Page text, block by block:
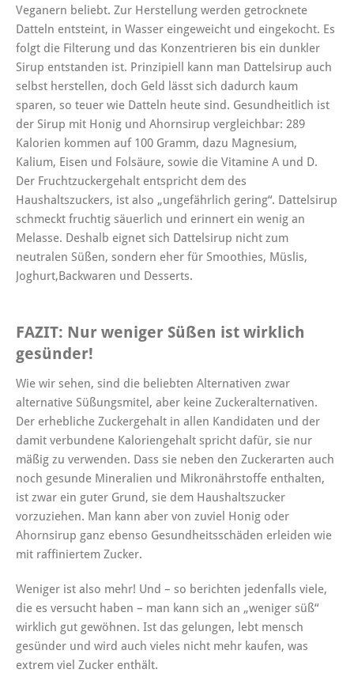
Veganern beliebt. Zur Herstellung werden getrocknete
Datteln entsteint, in Wasser eingeweicht und eingekocht. Es
folgt die Filterung und das Konzentrieren bis ein dunkler
Sirup entstanden ist. Prinzipiell kann man Dattelsirup auch
selbst herstellen, doch Geld lässt sich dadurch kaum
sparen, so teuer wie Datteln heute sind. Gesundheitlich ist
der Sirup mit Honig und Ahornsirup vergleichbar: 289
Kalorien kommen auf 100 Gramm, dazu Magnesium,
Kalium, Eisen und Folsäure, sowie die Vitamine A und D.
Der Fruchtzuckergehalt entspricht dem des
Haushaltszuckers, ist also „ungefährlich gering“. Dattelsirup
schmeckt fruchtig säuerlich und erinnert ein wenig an
Melasse. Deshalb eignet sich Dattelsirup nicht zum
neutralen Süßen, sondern eher für Smoothies, Müslis,
Joghurt,Backwaren und Desserts.
FAZIT: Nur weniger Süßen ist wirklich
gesünder!
Wie wir sehen, sind die beliebten Alternativen zwar
alternative Süßungsmitel, aber keine Zuckeralternativen.
Der erhebliche Zuckergehalt in allen Kandidaten und der
damit verbundene Kaloriengehalt spricht dafür, sie nur
mäßig zu verwenden. Dass sie neben den Zuckerarten auch
noch gesunde Mineralien und Mikronährstoffe enthalten,
ist zwar ein guter Grund, sie dem Haushaltszucker
vorzuziehen. Man kann aber von zuviel Honig oder
Ahornsirup ganz ebenso Gesundheitsschäden erleiden wie
mit raffiniertem Zucker.
Weniger ist also mehr! Und – so berichten jedenfalls viele,
die es versucht haben – man kann sich an „weniger süß“
wirklich gut gewöhnen. Ist das gelungen, lebt mensch
gesünder und wird auch vieles nicht mehr kaufen, was
extrem viel Zucker enthält.